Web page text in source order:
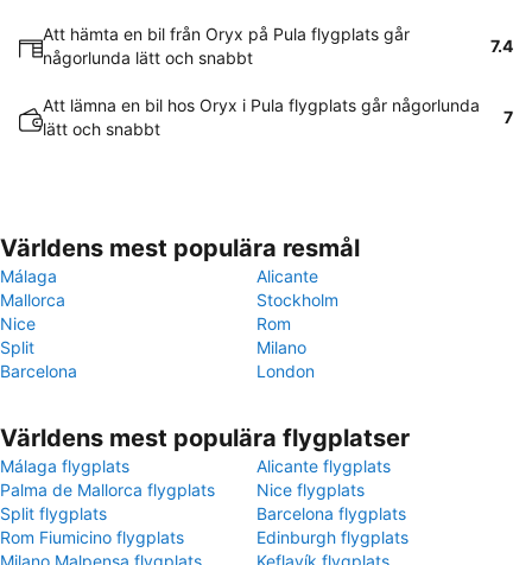
Att hämta en bil från Oryx på Pula flygplats går
någorlunda lätt och snabbt
7.4
Att lämna en bil hos Oryx i Pula flygplats går någorlunda
lätt och snabbt
7
Världens mest populära resmål
Málaga
Alicante
Mallorca
Stockholm
Nice
Rom
Split
Milano
Barcelona
London
Världens mest populära flygplatser
Málaga flygplats
Alicante flygplats
Palma de Mallorca flygplats
Nice flygplats
Split flygplats
Barcelona flygplats
Rom Fiumicino flygplats
Edinburgh flygplats
Milano Malpensa flygplats
Keflavík flygplats